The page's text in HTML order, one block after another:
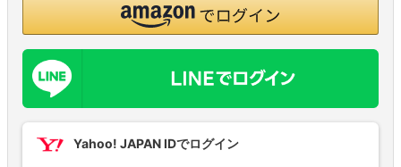
Yahoo! JAPAN IDでログイン